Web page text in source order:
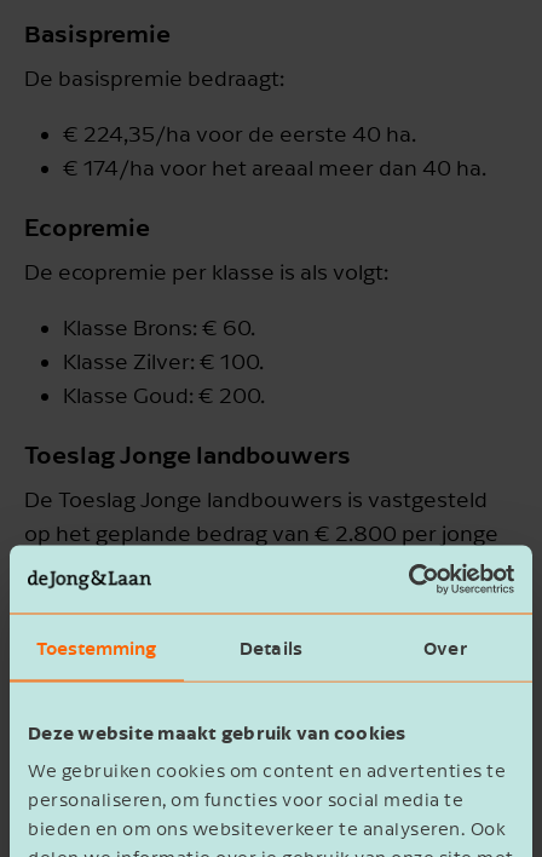
Toestemming Details Over
Deze website maakt gebruik van cookies
We gebruiken cookies om content en advertenties te
personaliseren, om functies voor social media te
bieden en om ons websiteverkeer te analyseren. Ook
Basispremie
De basispremie bedraagt:
€ 224,35/ha voor de eerste 40 ha.
€ 174/ha voor het areaal meer dan 40 ha.
Ecopremie
De ecopremie per klasse is als volgt:
Klasse Brons: € 60.
Klasse Zilver: € 100.
Klasse Goud: € 200.
Toeslag Jonge landbouwers
De Toeslag Jonge landbouwers is vastgesteld
op het geplande bedrag van € 2.800 per jonge
landbouwer.
Subsidiebedrag Behoud van zeldzame
landbouwhuisdierrassen
Het bedrag voor de regeling voor zeldzame
grootvee-eenheid (GVE).